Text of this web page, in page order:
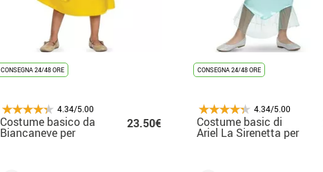
CONSEGNA 24/48 ORE
4.34/5.00
Costume basico da
Biancaneve per
23.50€
CONSEGNA 24/48 ORE
4.34/5.00
Costume basic di
Ariel La Sirenetta per